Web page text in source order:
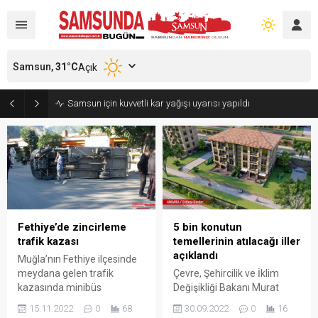
Samsun için kuvvetli kar yağışı uyarısı yapıldı
Samsun,31 °CAçık
Fethiye’de zincirleme
trafik kazası
Muğla’nın Fethiye ilçesinde
meydana gelen trafik
kazasında minibüs
etkisi ile kamyon,
15.11.2022 0 68
5 bin konutun
temellerinin atılacağı iller
açıklandı
Çevre, Şehircilik ve İklim
Değişikliği Bakanı Murat
en büyük sosyal konut
30.09.2022 0 16